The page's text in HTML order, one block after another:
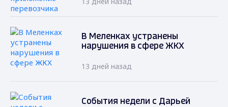
В Меленках устранены
нарушения в сфере ЖКХ
13 дней назад
События недели с Дарьей